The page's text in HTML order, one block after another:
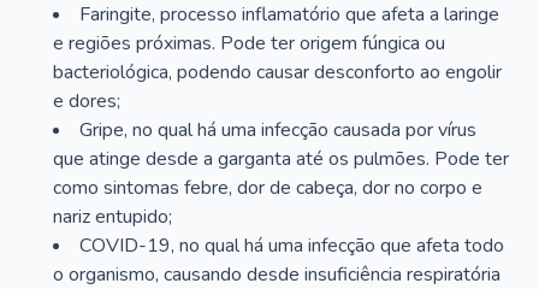
Faringite, processo inflamatório que afeta a laringe
e regiões próximas. Pode ter origem fúngica ou
bacteriológica, podendo causar desconforto ao engolir
e dores;
Gripe, no qual há uma infecção causada por vírus
que atinge desde a garganta até os pulmões. Pode ter
como sintomas febre, dor de cabeça, dor no corpo e
nariz entupido;
COVID-19, no qual há uma infecção que afeta todo
o organismo, causando desde insuficiência respiratória